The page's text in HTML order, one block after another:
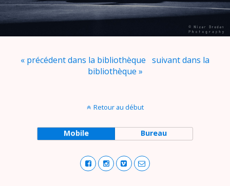
« précédent dans la bibliothèque suivant dans la
bibliothèque »
Retour au début
Mobile Bureau